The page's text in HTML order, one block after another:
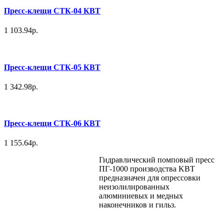
Пресс-клещи СТК-04 КВТ
1 103.94р.
Пресс-клещи СТК-05 КВТ
1 342.98р.
Пресс-клещи СТК-06 КВТ
1 155.64р.
Гидравлический помповый пресс
ПГ-1000 производства KBT
предназначен для опрессовки
неизолилированных
алюминиевых и медных
наконечников и гильз.